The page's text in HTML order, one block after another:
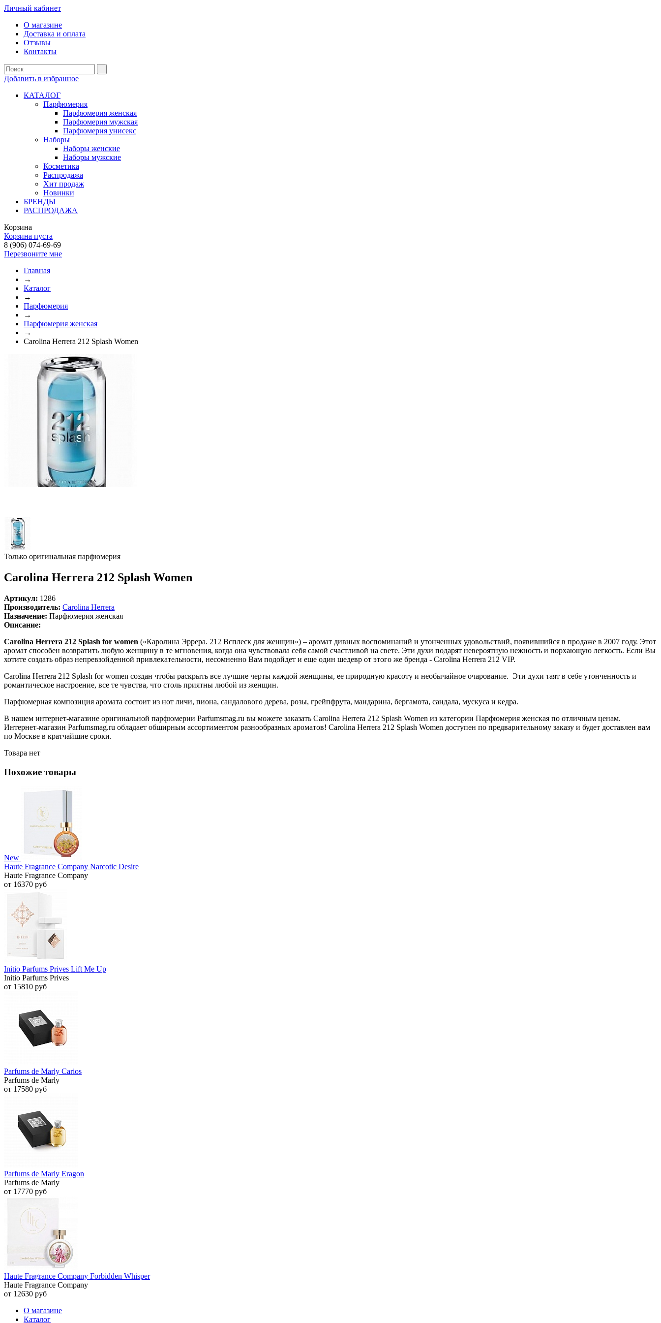
Личный кабинет
О магазине
Доставка и оплата
Отзывы
Контакты
Добавить в избранное
КАТАЛОГ
Парфюмерия
Парфюмерия женская
Парфюмерия мужская
Парфюмерия унисекс
Наборы
Наборы женские
Наборы мужские
Косметика
Распродажа
Хит продаж
Новинки
БРЕНДЫ
РАСПРОДАЖА
Корзина
Корзина пуста
8 (906) 074-69-69
Перезвоните мне
Главная
→
Каталог
→
Парфюмерия
→
Парфюмерия женская
→
Carolina Herrera 212 Splash Women
Только оригинальная парфюмерия
Carolina Herrera 212 Splash Women
Артикул: 1286
Производитель: Carolina Herrera
Назначение: Парфюмерия женская
Описание:
Carolina Herrera 212 Splash for women («Каролина Эррера. 212 Всплеск для женщин») – аромат дивных воспоминаний и утонченных удовольствий, появившийся в продаже в 2007 году. Этот
аромат способен возвратить любую женщину в те мгновения, когда она чувствовала себя самой счастливой на свете. Эти духи подарят невероятную нежность и порхающую легкость. Если Вы
хотите создать образ непревзойденной привлекательности, несомненно Вам подойдет и еще один шедевр от этого же бренда - Carolina Herrera 212 VIP.
Carolina Herrera 212 Splash for women создан чтобы раскрыть все лучшие черты каждой женщины, ее природную красоту и необычайное очарование. Эти духи таят в себе утонченность и
романтическое настроение, все те чувства, что столь приятны любой из женщин.
Парфюмерная композиция аромата состоит из нот личи, пиона, сандалового дерева, розы, грейпфрута, мандарина, бергамота, сандала, мускуса и кедра.
В нашем интернет-магазине оригинальной парфюмерии Parfumsmag.ru вы можете заказать Carolina Herrera 212 Splash Women из категории Парфюмерия женская по отличным ценам.
Интернет-магазин Parfumsmag.ru обладает обширным ассортиментом разнообразных ароматов! Carolina Herrera 212 Splash Women доступен по предварительному заказу и будет доставлен вам
по Москве в кратчайшие сроки.
Товара нет
Похожие товары
New
Haute Fragrance Company Narcotic Desire
Haute Fragrance Company
от 16370 руб
Initio Parfums Prives Lift Me Up
Initio Parfums Prives
от 15810 руб
Parfums de Marly Carios
Parfums de Marly
от 17580 руб
Parfums de Marly Eragon
Parfums de Marly
от 17770 руб
Haute Fragrance Company Forbidden Whisper
Haute Fragrance Company
от 12630 руб
О магазине
Каталог